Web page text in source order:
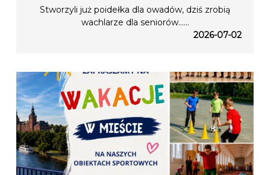
Stworzyli już poidełka dla owadów, dziś zrobią
wachlarze dla seniorów…...
2026-07-02